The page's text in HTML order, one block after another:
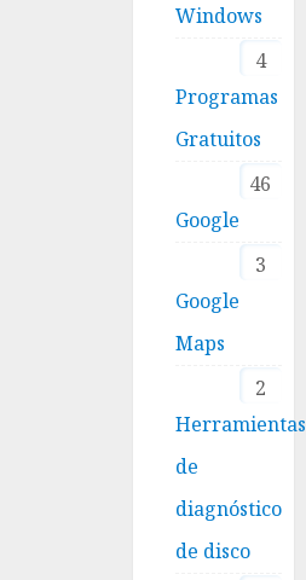
Windows
4
Programas
Gratuitos
46
Google
3
Google
Maps
2
Herramientas
de
diagnóstico
de disco